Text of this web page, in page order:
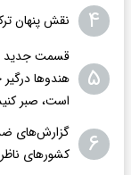
۴ نقش پنهان
۵
قسمت جدید
هندوها
است، صبر
۶
گزارش‌های ضد
کشورهای